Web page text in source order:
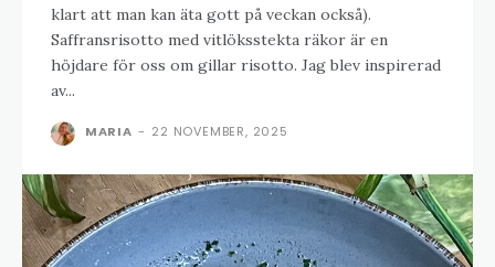
klart att man kan äta gott på veckan också).
Saffransrisotto med vitlöksstekta räkor är en
höjdare för oss om gillar risotto. Jag blev inspirerad
av...
MARIA - 22 NOVEMBER, 2025